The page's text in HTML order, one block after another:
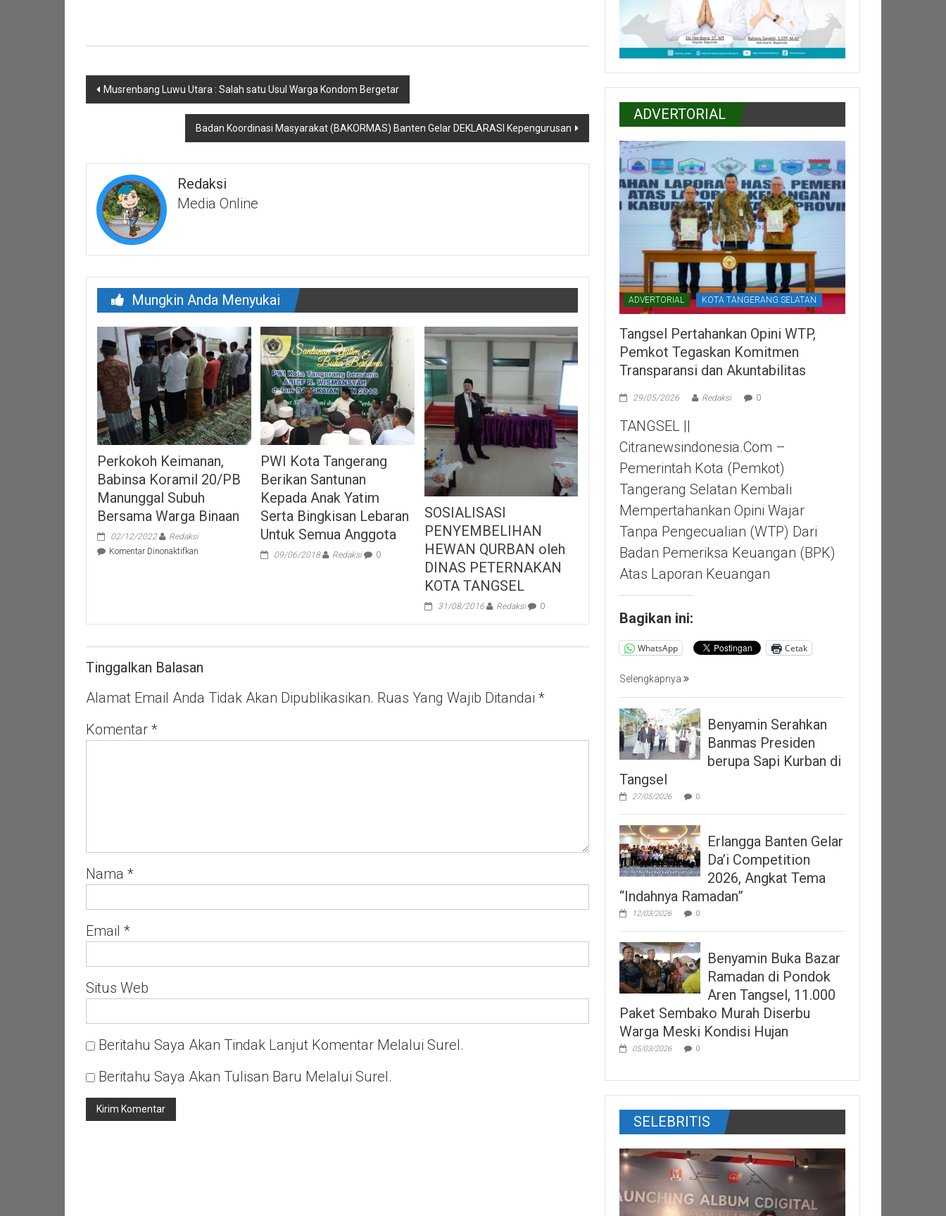
Navigasi
pos
Musrenbang Luwu Utara : Salah satu Usul Warga Kondom Bergetar
Badan Koordinasi Masyarakat (BAKORMAS) Banten Gelar DEKLARASI Kepengurusan
Redaksi
Media Online
Mungkin Anda Menyukai
Perkokoh Keimanan,
Babinsa Koramil 20/PB
Manunggal Subuh
Bersama Warga Binaan
02/12/2022
Redaksi
Komentar Dinonaktifkan
Manunggal
Warga
PWI Kota Tangerang
Berikan Santunan
Kepada Anak Yatim
Serta Bingkisan Lebaran
Untuk Semua Anggota
09/06/2018 Redaksi 0
SOSIALISASI
PENYEMBELIHAN
HEWAN QURBAN oleh
DINAS PETERNAKAN
KOTA TANGSEL
31/08/2016 Redaksi 0
Tinggalkan Balasan
Alamat Email Anda Tidak Akan Dipublikasikan. Ruas Yang Wajib Ditandai *
Komentar *
Nama *
Email *
Situs Web
Beritahu Saya Akan Tindak Lanjut Komentar Melalui Surel.
Beritahu Saya Akan Tulisan Baru Melalui Surel.
ADVERTORIAL
ADVERTORIAL KOTA TANGERANG SELATAN
Tangsel Pertahankan Opini WTP,
Pemkot Tegaskan Komitmen
Transparansi dan Akuntabilitas
29/05/2026 Redaksi 0
TANGSEL ||
Citranewsindonesia.com –
Pemerintah Kota (Pemkot)
Tangerang Selatan Kembali
Mempertahankan Opini Wajar
Tanpa Pengecualian (WTP) Dari
Badan Pemeriksa Keuangan (BPK)
Atas Laporan Keuangan
Bagikan ini:
WhatsApp Cetak
Selengkapnya
Benyamin Serahkan
Banmas Presiden
berupa Sapi Kurban di
Tangsel
27/05/2026 0
Erlangga Banten Gelar
Da’i Competition
2026, Angkat Tema
“Indahnya Ramadan”
12/03/2026 0
Benyamin Buka Bazar
Ramadan di Pondok
Aren Tangsel, 11.000
Paket Sembako Murah Diserbu
Warga Meski Kondisi Hujan
05/03/2026 0
SELEBRITIS